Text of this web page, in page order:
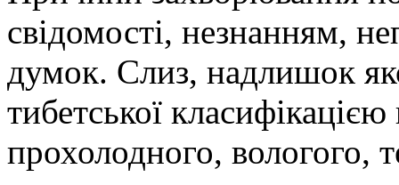
свідомості, незнанням,
думок. Слиз, надлишок
тибетської класифікацією
прохолодного, вологого,